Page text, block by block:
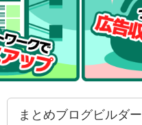
まとめブログビルダー